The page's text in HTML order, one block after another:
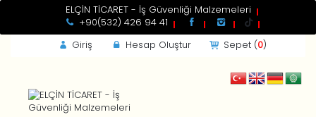
ELÇİN TİCARET - İş Güvenliği Malzemeleri
+90(532) 426 94 41
Giriş
Hesap Oluştur Sepet (0)